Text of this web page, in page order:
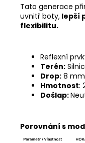
Tato generace
uvnitř boty, lepší
flexibilitu.
Reflexní
Terén:
Drop: 8 mm
Hmotnost:
Došlap:
Porovnání s